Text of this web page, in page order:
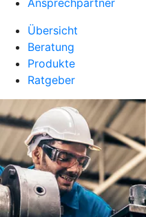
Ansprechpartner
Übersicht
Beratung
Produkte
Ratgeber